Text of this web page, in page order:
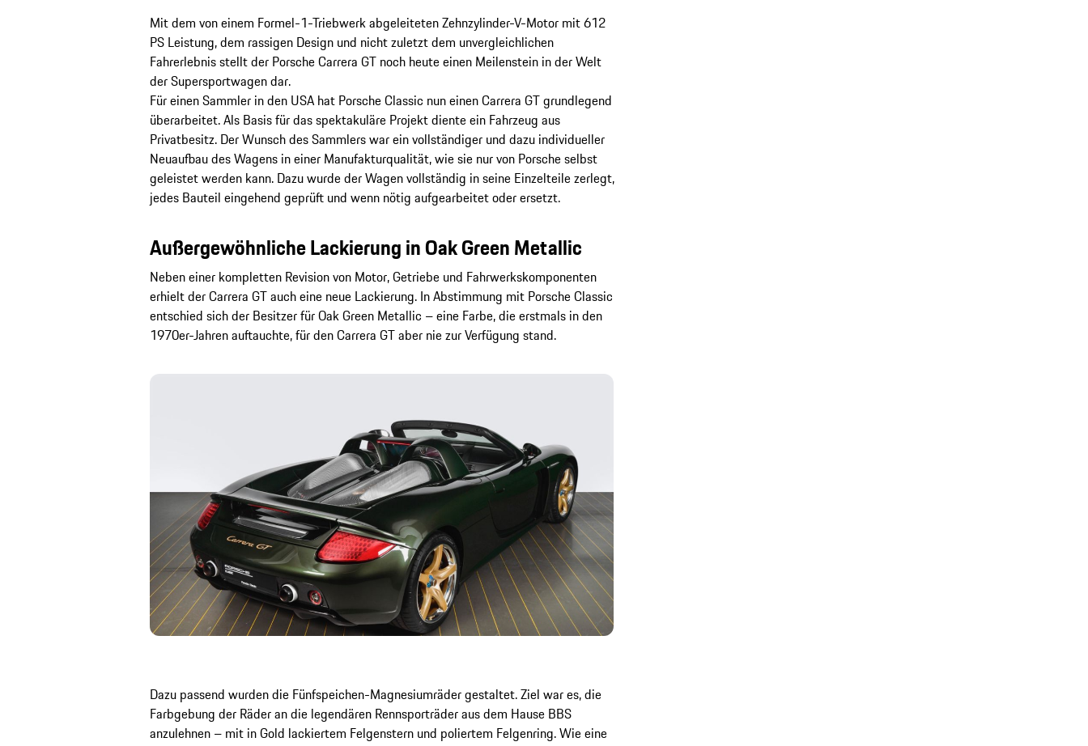
Mit dem von einem Formel-1-Triebwerk abgeleiteten Zehnzylinder-V-Motor mit 612
PS Leistung, dem rassigen Design und nicht zuletzt dem unvergleichlichen
Fahrerlebnis stellt der Porsche Carrera GT noch heute einen Meilenstein in der Welt
der Supersportwagen dar.
Für einen Sammler in den USA hat Porsche Classic nun einen Carrera GT grundlegend
überarbeitet. Als Basis für das spektakuläre Projekt diente ein Fahrzeug aus
Privatbesitz. Der Wunsch des Sammlers war ein vollständiger und dazu individueller
Neuaufbau des Wagens in einer Manufakturqualität, wie sie nur von Porsche selbst
geleistet werden kann. Dazu wurde der Wagen vollständig in seine Einzelteile zerlegt,
jedes Bauteil eingehend geprüft und wenn nötig aufgearbeitet oder ersetzt.
Außergewöhnliche Lackierung in Oak Green Metallic
Neben einer kompletten Revision von Motor, Getriebe und Fahrwerkskomponenten
erhielt der Carrera GT auch eine neue Lackierung. In Abstimmung mit Porsche Classic
entschied sich der Besitzer für Oak Green Metallic – eine Farbe, die erstmals in den
1970er-Jahren auftauchte, für den Carrera GT aber nie zur Verfügung stand.
Dazu passend wurden die Fünfspeichen-Magnesiumräder gestaltet. Ziel war es, die
Farbgebung der Räder an die legendären Rennsporträder aus dem Hause BBS
anzulehnen – mit in Gold lackiertem Felgenstern und poliertem Felgenring. Wie eine